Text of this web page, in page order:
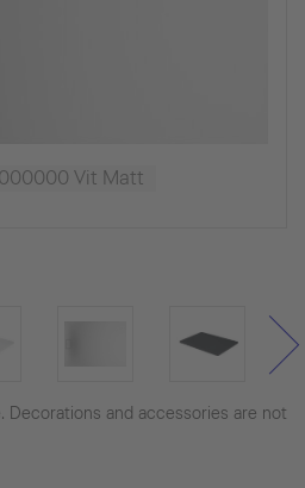
Vit Matt
Decorations and accessories are not